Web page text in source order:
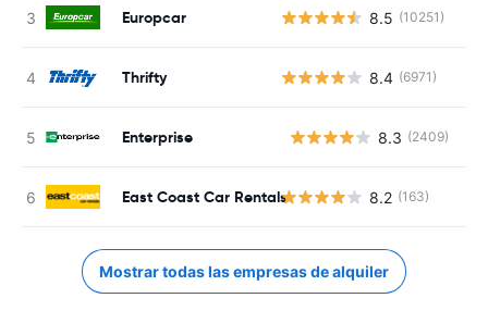
Europcar 8.5 (10251)
Thrifty 8.4 (6971)
Enterprise 8.3 (2409)
East Coast Car Rentals 8.2 (163)
Mostrar todas las empresas de alquiler